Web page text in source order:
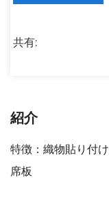
共有:
紹介
特徴：織物貼り付
席板